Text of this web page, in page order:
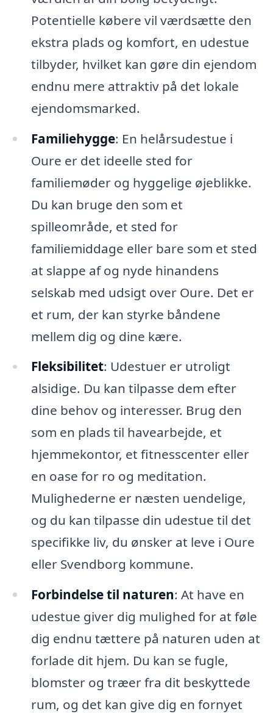
Potentielle købere vil værdsætte den
ekstra plads og komfort, en udestue
tilbyder, hvilket kan gøre din ejendom
endnu mere attraktiv på det lokale
ejendomsmarked.
Familiehygge: En helårsudestue i
Oure er det ideelle sted for
familiemøder og hyggelige øjeblikke.
Du kan bruge den som et
spilleområde, et sted for
familiemiddage eller bare som et sted
at slappe af og nyde hinandens
selskab med udsigt over Oure. Det er
et rum, der kan styrke båndene
mellem dig og dine kære.
Fleksibilitet: Udestuer er utroligt
alsidige. Du kan tilpasse dem efter
dine behov og interesser. Brug den
som en plads til havearbejde, et
hjemmekontor, et fitnesscenter eller
en oase for ro og meditation.
Mulighederne er næsten uendelige,
og du kan tilpasse din udestue til det
specifikke liv, du ønsker at leve i Oure
eller Svendborg kommune.
Forbindelse til naturen: At have en
udestue giver dig mulighed for at føle
dig endnu tættere på naturen uden at
forlade dit hjem. Du kan se fugle,
blomster og træer fra dit beskyttede
rum, og det kan give dig en fornyet